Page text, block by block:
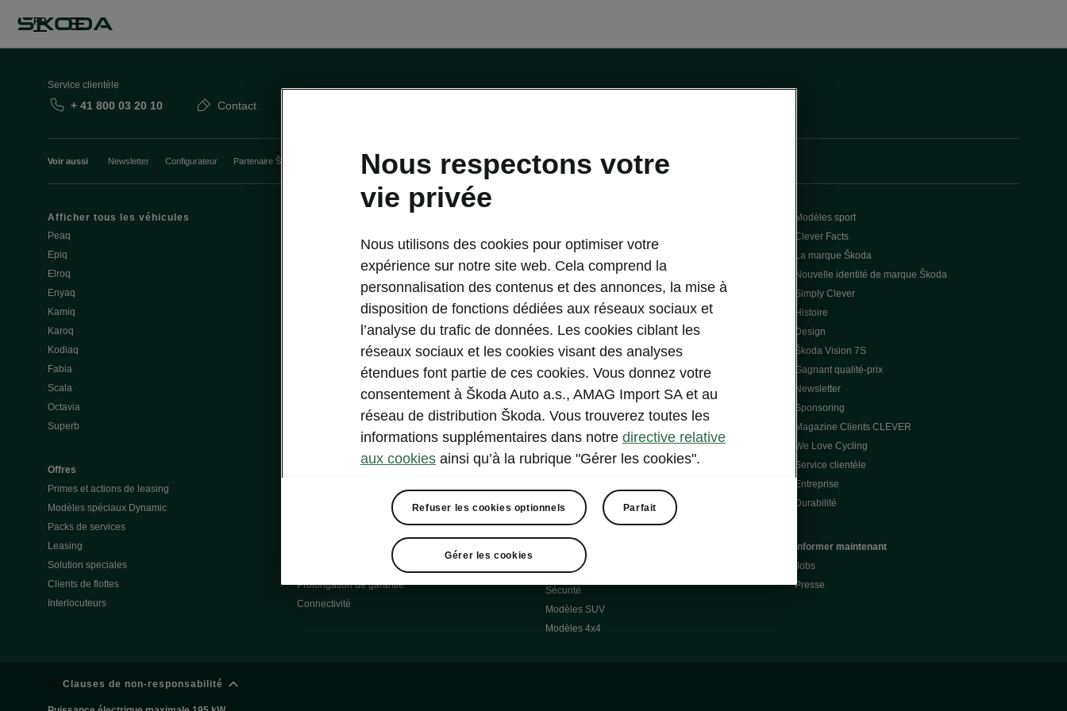
FR
Service clientèle
+ 41 800 03 20 10 Contact
Voir aussi Newsletter Configurateur Partenaire Škoda Course d’essai
Afficher tous les véhicules
Peaq
Epiq
Elroq
Enyaq
Kamiq
Karoq
Kodiaq
Fabia
Scala
Octavia
Superb
Offres
Primes et actions de leasing
Modèles spéciaux Dynamic
Packs de services
Leasing
Solution speciales
Clients de flottes
Interlocuteurs
Batterie et sécurité
Mise à jour logicielle
3.7 Mise à jour logicielle
Recharge publique
Recharger à domicile
Batterie et autonomie
Questions & Réponses
Service & accessoires
Prolongation de garantie
Connectivité
Service Cam
Applications d’infodivertissement
Entretien véhicule
Carosserie Endommagée
MyŠkoda App
3G Sunset
Liste de disponibilité
Catalogues d’accessoires d’origine
Roues d'Hiver
Škoda Pièces d'origine
Škoda Lifestyle
Occasions
Škoda Occasion Plus
À notre sujet
Sécurité
Modèles SUV
Modèles 4x4
Modèles sport
Clever Facts
La marque Škoda
Nouvelle identité de marque Škoda
Simply Clever
Histoire
Design
Škoda Vision 7S
Gagnant qualité-prix
Newsletter
Sponsoring
Magazine Clients CLEVER
We Love Cycling
Service clientèle
Entreprise
Durabilité
Informer maintenant
Jobs
Presse
Clauses de non-responsabilité
Nous respectons votre
vie privée
Nous utilisons des cookies pour optimiser votre
expérience sur notre site web. Cela comprend la
personnalisation des contenus et des annonces, la mise à
disposition de fonctions dédiées aux réseaux sociaux et
l’analyse du trafic de données. Les cookies ciblant les
réseaux sociaux et les cookies visant des analyses
étendues font partie de ces cookies. Vous donnez votre
consentement à Škoda Auto a.s., AMAG Import SA et au
réseau de distribution Škoda. Vous trouverez toutes les
informations supplémentaires dans notre directive relative
aux cookies ainsi qu’à la rubrique "Gérer les cookies".
Refuser les cookies optionnels Parfait
Gérer les cookies